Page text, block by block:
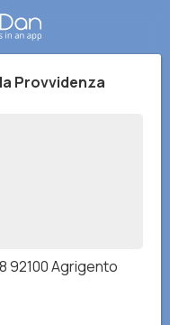
Provvidenza
92100 Agrigento